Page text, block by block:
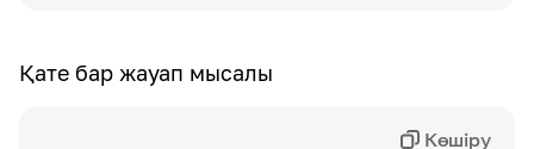
Қате бар жауап мысалы
Көшіру